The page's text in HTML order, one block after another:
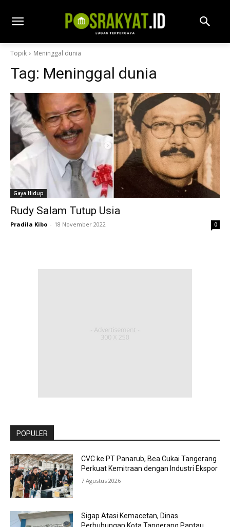
Topik Meninggal dunia
Tag: Meninggal dunia
Gaya Hidup
Rudy Salam Tutup Usia
Pradila Kibo - 18 November 2022 0
POPULER
CVC ke PT Panarub, Bea Cukai Tangerang
Perkuat Kemitraan dengan Industri Ekspor
7 Agustus 2026
Sigap Atasi Kemacetan, Dinas